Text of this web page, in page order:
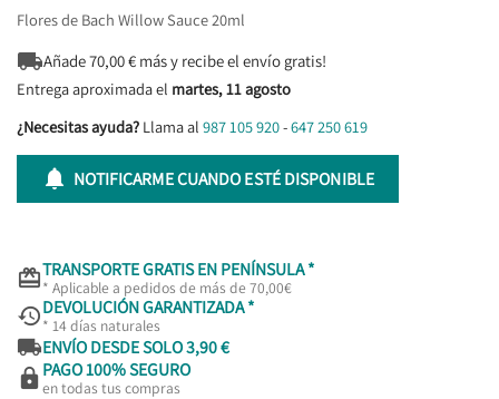
Flores de Bach Willow Sauce 20ml
Añade70,00€ más y recibe el envío gratis!
Entrega aproximada el martes, 11 agosto
¿Necesitas ayuda? Llama al 987 105 920-647 250 619
 NOTIFICARME CUANDO ESTÉ DISPONIBLE
TRANSPORTE GRATIS EN PENÍNSULA *
* Aplicable a pedidos de más de 70,00€
DEVOLUCIÓN GARANTIZADA *
* 14 días naturales
ENVÍO DESDE SOLO 3,90 €
 PAGO 100% SEGURO
en todas tus compras